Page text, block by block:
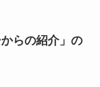
らの紹介」の